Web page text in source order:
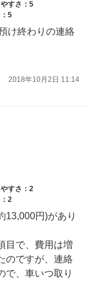
すさ：5
5
け終わりの連絡
2018年10月2日 11:14
すさ：2
2
13,000円)があり
目で、費用は増
のですが、連絡
で、車いつ取り